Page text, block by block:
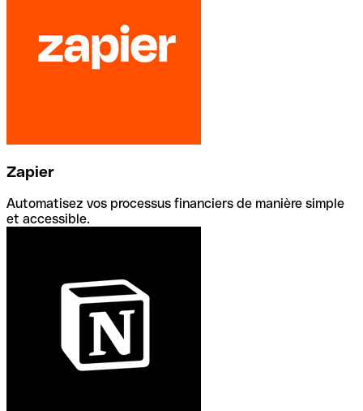
Zapier
Automatisez vos processus financiers de manière simple
et accessible.